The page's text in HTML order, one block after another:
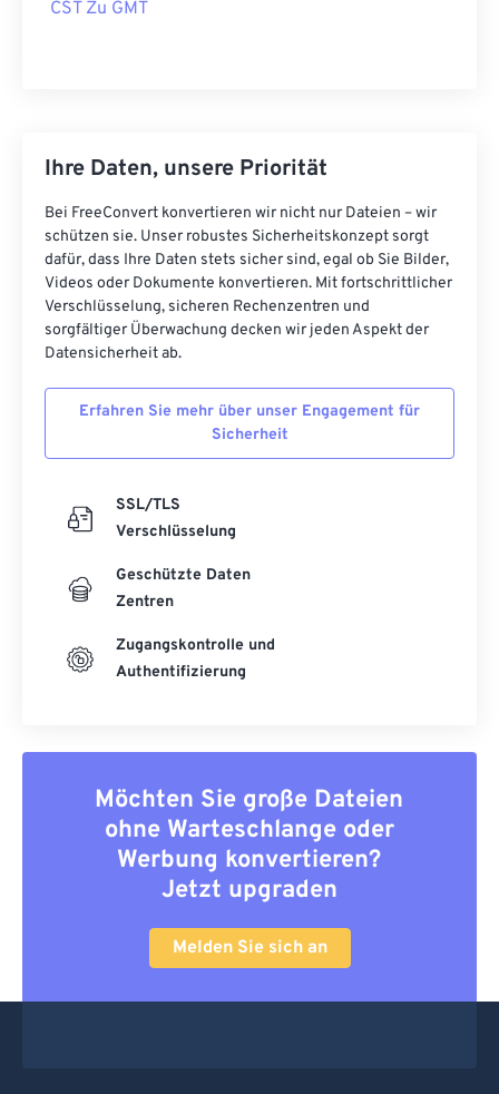
CST Zu GMT
Ihre Daten, unsere Priorität
Bei FreeConvert konvertieren wir nicht nur Dateien – wir
schützen sie. Unser robustes Sicherheitskonzept sorgt
dafür, dass Ihre Daten stets sicher sind, egal ob Sie Bilder,
Videos oder Dokumente konvertieren. Mit fortschrittlicher
Verschlüsselung, sicheren Rechenzentren und
sorgfältiger Überwachung decken wir jeden Aspekt der
Datensicherheit ab.
Erfahren Sie mehr über unser Engagement für
Sicherheit
SSL/TLS
Verschlüsselung
Geschützte Daten
Zentren
Zugangskontrolle und
Authentifizierung
Möchten Sie große Dateien
ohne Warteschlange oder
Werbung konvertieren?
Jetzt upgraden
Melden Sie sich an